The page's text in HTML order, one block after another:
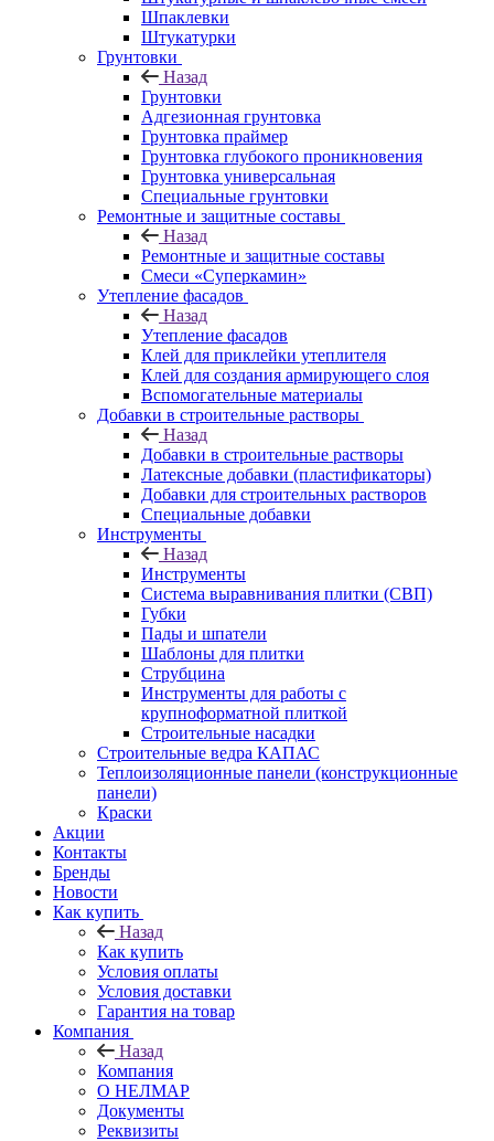
Шпаклевки
Штукатурки
Грунтовки
Назад
Грунтовки
Адгезионная грунтовка
Грунтовка праймер
Грунтовка глубокого проникновения
Грунтовка универсальная
Специальные грунтовки
Ремонтные и защитные составы
Назад
Ремонтные и защитные составы
Смеси «Суперкамин»
Утепление фасадов
Назад
Утепление фасадов
Клей для приклейки утеплителя
Клей для создания армирующего слоя
Вспомогательные материалы
Добавки в строительные растворы
Назад
Добавки в строительные растворы
Латексные добавки (пластификаторы)
Добавки для строительных растворов
Специальные добавки
Инструменты
Назад
Инструменты
Система выравнивания плитки (СВП)
Губки
Пады и шпатели
Шаблоны для плитки
Струбцина
Инструменты для работы с
крупноформатной плиткой
Строительные насадки
Строительные ведра КАПАС
Теплоизоляционные панели (конструкционные
панели)
Краски
Акции
Контакты
Бренды
Новости
Как купить
Назад
Как купить
Условия оплаты
Условия доставки
Гарантия на товар
Компания
Назад
Компания
О НЕЛМАР
Документы
Реквизиты